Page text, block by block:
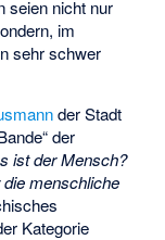
seien nicht nur
im
sehr schwer
der Stadt
der
ist der Mensch?
menschliche
Kategorie